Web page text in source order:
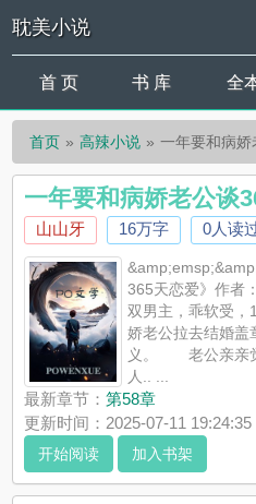
耽美小说
首 页 书 库 全
首页 高辣小说 一年要和病
一年要和病娇老公谈
山山牙 16万字 0人读
365天恋爱》作
双男主，乖软受
娇老公拉去结婚盖
义。 老公亲亲觉
人.. ...
《一年要和病娇老公谈365天恋爱
说，耽美小说实时更新一年要和
且提供无弹窗阅读，书友所发表
评论，并不代表耽美小说赞同或
恋爱读者的观点。
最新章节：第58章
更新时间：2025-07-11 19:24:35
开始阅读 加入书架